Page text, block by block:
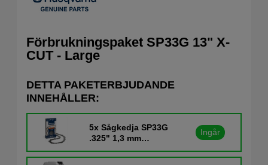
Förbrukningspaket SP33G 13" X-
CUT - Large
DETTA PAKETERBJUDANDE
INNEHÅLLER:
5x Sågkedja SP33G
.325" 1,3 mm
13"/56DL X-CUT
Ingår